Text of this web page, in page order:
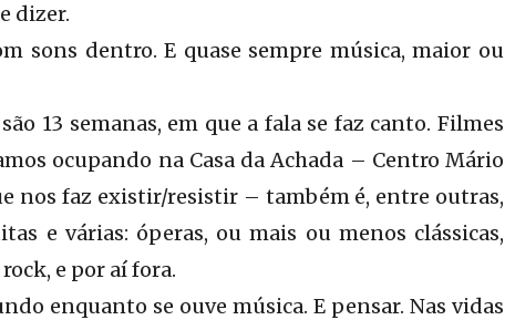
dizer.
sons dentro. E quase sempre música, maior ou
13 semanas, em que a fala se faz canto. Filmes
ocupando na Casa da Achada – Centro Mário
nos faz existir/resistir – também é, entre outras,
e várias: óperas, ou mais ou menos clássicas,
e por aí fora.
enquanto se ouve música. E pensar. Nas vidas